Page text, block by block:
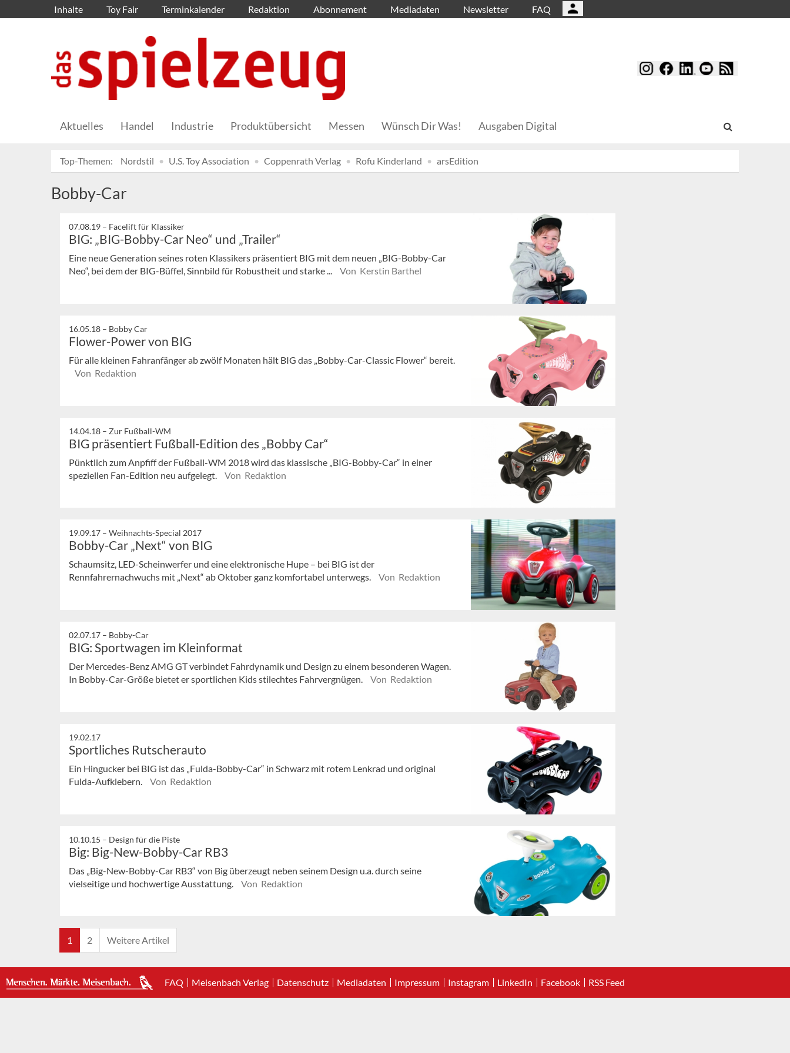
Inhalte Toy Fair Terminkalender Redaktion Abonnement Mediadaten Newsletter FAQ
Aktuelles Handel Industrie Produktübersicht Messen Wünsch Dir Was! Ausgaben Digital
Top-Themen: Nordstil U.S. Toy Association Coppenrath Verlag Rofu Kinderland arsEdition
Bobby-Car
07.08.19 – Facelift für Klassiker
BIG: „BIG-Bobby-Car Neo“ und „Trailer“
Eine neue Generation seines roten Klassikers präsentiert BIG mit dem neuen „BIG-Bobby-Car
Neo“, bei dem der BIG-Büffel, Sinnbild für Robustheit und starke ...
Von Kerstin Barthel
16.05.18 – Bobby Car
Flower-Power von BIG
Für alle kleinen Fahranfänger ab zwölf Monaten hält BIG das „Bobby-Car-Classic Flower“ bereit.
Von Redaktion
14.04.18 – Zur Fußball-WM
BIG präsentiert Fußball-Edition des „Bobby Car“
Pünktlich zum Anpfiff der Fußball-WM 2018 wird das klassische „BIG-Bobby-Car“ in einer
speziellen Fan-Edition neu aufgelegt.
Von Redaktion
19.09.17 – Weihnachts-Special 2017
Bobby-Car „Next“ von BIG
Schaumsitz, LED-Scheinwerfer und eine elektronische Hupe – bei BIG ist der
Rennfahrernachwuchs mit „Next“ ab Oktober ganz komfortabel unterwegs.
Von Redaktion
02.07.17 – Bobby-Car
BIG: Sportwagen im Kleinformat
Der Mercedes-Benz AMG GT verbindet Fahrdynamik und Design zu einem besonderen Wagen.
In Bobby-Car-Größe bietet er sportlichen Kids stilechtes Fahrvergnügen.
Von Redaktion
19.02.17
Sportliches Rutscherauto
Ein Hingucker bei BIG ist das „Fulda-Bobby-Car“ in Schwarz mit rotem Lenkrad und original
Fulda-Aufklebern.
Von Redaktion
10.10.15 – Design für die Piste
Big: Big-New-Bobby-Car RB3
Das „Big-New-Bobby-Car RB3“ von Big überzeugt neben seinem Design u.a. durch seine
vielseitige und hochwertige Ausstattung.
Von Redaktion
1 2 Weitere Artikel
FAQ Meisenbach Verlag Datenschutz Mediadaten Impressum Instagram LinkedIn Facebook RSS Feed